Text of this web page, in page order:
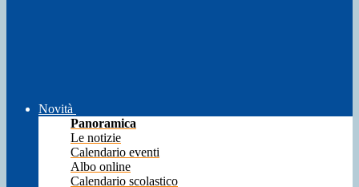
Novità
Panoramica
Le notizie
Calendario eventi
Albo online
Calendario scolastico